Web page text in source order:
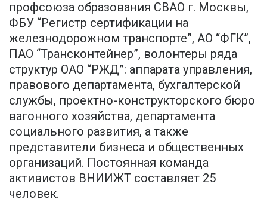
профсоюза образования СВАО г. Москвы,
ФБУ “Регистр сертификации на
железнодорожном транспорте”, АО “ФГК”,
ПАО “Трансконтейнер”, волонтеры ряда
структур ОАО “РЖД”: аппарата управления,
правового департамента, бухгалтерской
службы, проектно-конструкторского бюро
вагонного хозяйства, департамента
социального развития, а также
представители бизнеса и общественных
организаций. Постоянная команда
активистов ВНИИЖТ составляет 25
человек.